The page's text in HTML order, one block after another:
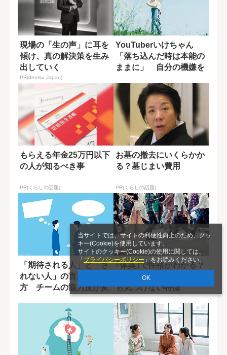
当サイトでは、サイトの利便性向上のため、クッ
キー(Cookie)を使用しています。
サイトのクッキー(Cookie)の使用に関しては、
「 プライバシーポリシー 」をお読みください。
OK
現場の「生の声」に耳を
傾け、真の解決策を生み
出していく
PR(dentsu Japan)
YouTuberいけちゃん
「落ち込んだ時は本能の
ままに」 自分の機嫌を
もらえる年金25万円以下
の人が知るべき事
PR(くらしの話題)
お墓の撤去にいくらかか
る？墓じまい費用
PR(くらしの話題)
「期待される人」と「さ
れない人」の言葉の使い
方 チームの協力度が変
｢体臭｣で性格がわかる？
心理学者が教える自分で
も気づけない特徴